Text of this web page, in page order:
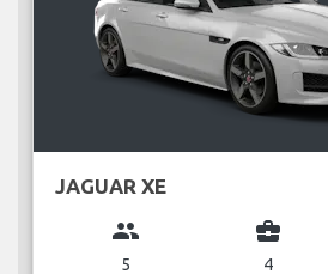
JAGUAR XE
group
5
business_center
4